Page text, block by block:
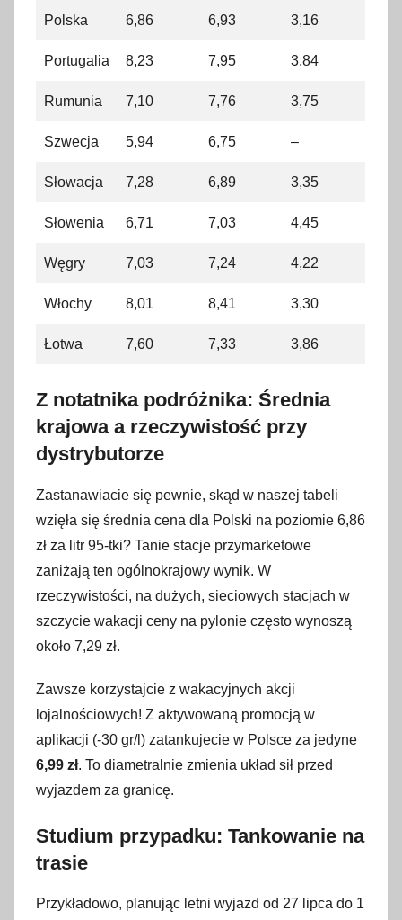
Polska 6,86 6,93 3,16
Portugalia 8,23 7,95 3,84
Rumunia 7,10 7,76 3,75
Szwecja 5,94 6,75 –
Słowacja 7,28 6,89 3,35
Słowenia 6,71 7,03 4,45
Węgry 7,03 7,24 4,22
Włochy 8,01 8,41 3,30
Łotwa 7,60 7,33 3,86
Z notatnika podróżnika: Średnia
krajowa a rzeczywistość przy
dystrybutorze
Zastanawiacie się pewnie, skąd w naszej tabeli
wzięła się średnia cena dla Polski na poziomie 6,86
zł za litr 95-tki? Tanie stacje przymarketowe
zaniżają ten ogólnokrajowy wynik. W
rzeczywistości, na dużych, sieciowych stacjach w
szczycie wakacji ceny na pylonie często wynoszą
około 7,29 zł.
Zawsze korzystajcie z wakacyjnych akcji
lojalnościowych! Z aktywowaną promocją w
aplikacji (-30 gr/l) zatankujecie w Polsce za jedyne
6,99 zł. To diametralnie zmienia układ sił przed
wyjazdem za granicę.
Studium przypadku: Tankowanie na
trasie
Przykładowo, planując letni wyjazd od 27 lipca do 1